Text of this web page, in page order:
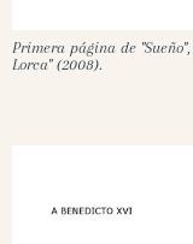
Primera página de
Lorca" (2008).